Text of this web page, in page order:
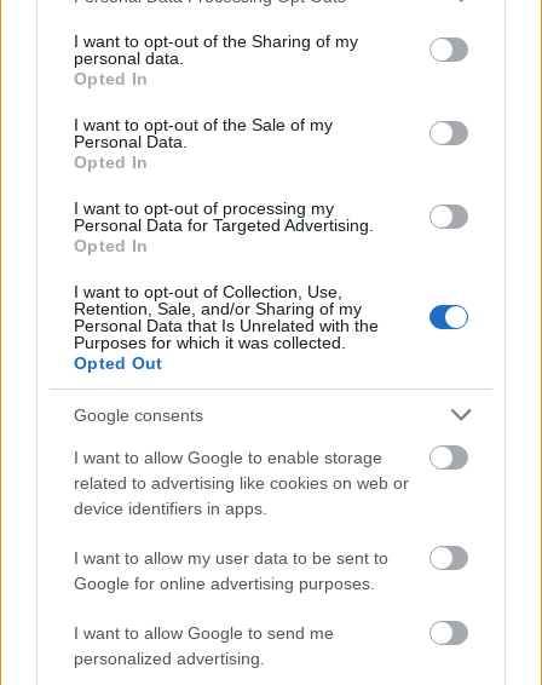
not limited to your visit or usage behaviour. You may click to
grant or deny consent to Google and its third-party tags to
use your data for below specified purposes in below Google
consent section.
I want to opt-out of the Sharing of my
personal data.
Opted In
I want to opt-out of the Sale of my
Personal Data.
Opted In
I want to opt-out of processing my
Personal Data for Targeted Advertising.
Opted In
I want to opt-out of Collection, Use,
Retention, Sale, and/or Sharing of my
Personal Data that Is Unrelated with the
Purposes for which it was collected.
Opted Out
Google consents
I want to allow Google to enable storage
related to advertising like cookies on web or
device identifiers in apps.
I want to allow my user data to be sent to
Google for online advertising purposes.
I want to allow Google to send me
personalized advertising.
LABIOS,MAQUILLAJE
LIPGLOSS MATTE ELIXIR
MAKE-UP 337 creamy orange
out of 5
5,95€
deseos
LABIOS,MAQUILLAJE
kissproof Lip Mat 003 TOFEE
0out of 5
6,55 €
Añadir a la lista de